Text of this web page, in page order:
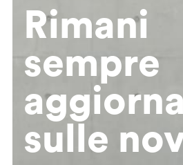
Rimani
sempre
sulle